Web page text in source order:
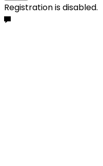
Registration is disabled.